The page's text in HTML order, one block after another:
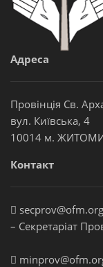
Адреса
Провінція Св.
вул. Київська, 4
10014 м.
Контакт
– Секретаріат